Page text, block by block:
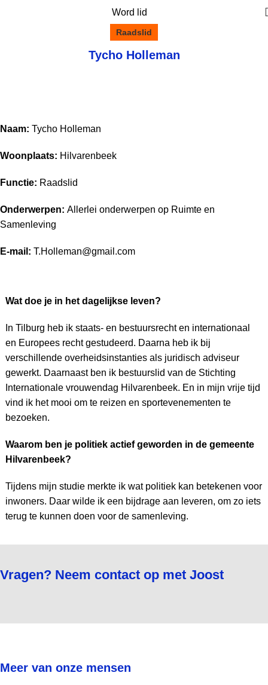
Word lid
Raadslid
Tycho Holleman
Naam: Tycho Holleman
Woonplaats: Hilvarenbeek
Functie: Raadslid
Onderwerpen: Allerlei onderwerpen op Ruimte en
Samenleving
E-mail: T.Holleman@gmail.com
Wat doe je in het dagelijkse leven?
In Tilburg heb ik staats- en bestuursrecht en internationaal
en Europees recht gestudeerd. Daarna heb ik bij
verschillende overheidsinstanties als juridisch adviseur
gewerkt. Daarnaast ben ik bestuurslid van de Stichting
Internationale vrouwendag Hilvarenbeek. En in mijn vrije tijd
vind ik het mooi om te reizen en sportevenementen te
bezoeken.
Waarom ben je politiek actief geworden in de gemeente
Hilvarenbeek?
Tijdens mijn studie merkte ik wat politiek kan betekenen voor
inwoners. Daar wilde ik een bijdrage aan leveren, om zo iets
terug te kunnen doen voor de samenleving.
Vragen? Neem contact op met Joost
Meer van onze mensen